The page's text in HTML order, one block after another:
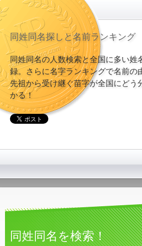
同姓同名探しと名前ランキング
同姓同名の人数検索と全国に多い姓
録。さらに名字ランキングで名前の
先祖から受け継ぐ苗字が全国にどう
かる！
同姓同名を検索！